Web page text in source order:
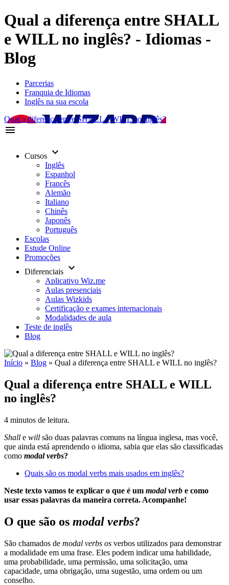
Qual a diferença entre SHALL
e WILL no inglês? - Idiomas -
Blog
Parcerias
Franquia de Idiomas
Inglês na sua escola
Qual a diferença entre SHALL e WILL no inglês?
menu
Cursos keyboard_arrow_down
Inglês
Espanhol
Francês
Alemão
Italiano
Chinês
Japonês
Português
Escolas
Estude Online
Promoções
Diferenciais keyboard_arrow_down
Aplicativo Wiz.me
Aulas presenciais
Aulas Wizkids
Certificação e exames internacionais
Modalidades de aula
Teste de inglês
Blog
Início » Blog » Qual a diferença entre SHALL e WILL no inglês?
Qual a diferença entre SHALL e WILL
no inglês?
4 minutos de leitura.
Shall e will são duas palavras comuns na língua inglesa, mas você,
que ainda está aprendendo o idioma, sabia que elas são classificadas
como modal verbs?
Quais são os modal verbs mais usados em inglês?
Neste texto vamos te explicar o que é um modal verb e como
usar essas palavras da maneira correta. Acompanhe!
O que são os modal verbs?
São chamados de modal verbs os verbos utilizados para demonstrar
a modalidade em uma frase. Eles podem indicar uma habilidade,
uma probabilidade, uma permissão, uma solicitação, uma
capacidade, uma obrigação, uma sugestão, uma ordem ou um
conselho.